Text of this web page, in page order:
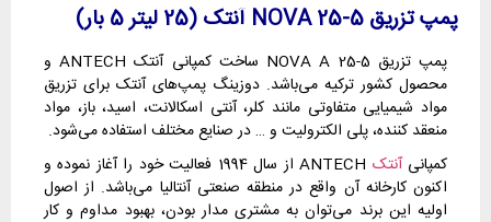
پمپ تزریق 5-25 NOVA آنتک (25 لیتر 5 بار)
پمپ تزریق 5-25 NOVA A ساخت کمپانی آنتک ANTECH و
محصول کشور ترکیه می‌باشد. دوزینگ پمپ‌های آنتک برای تزریق
مواد شیمیایی متفاوتی مانند کلر، آنتی اسکالانت، اسید، باز، مواد
منعقد کننده، پلی الکترولیت و … در صنایع مختلف استفاده می‌شود.
کمپانیآنتک
ANTECH از سال 1994 فعالیت خود را آغاز نموده و
اکنون کارخانه آن واقع در منطقه صنعتی آنتالیا می‌باشد. از اصول
اولیه این برند می‌توان به مشتری مدار بودن، بهبود مداوم و کار